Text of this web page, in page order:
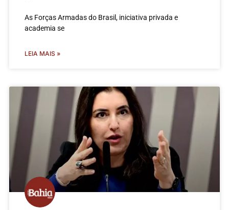
As Forças Armadas do Brasil, iniciativa privada e
academia se
LEIA MAIS »